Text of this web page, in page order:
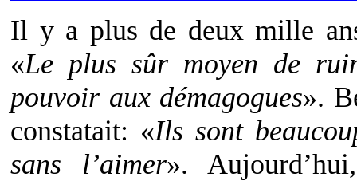
Il y a plus de deux mille
«Le plus sûr moyen de
pouvoir aux démagogues».
constatait: «Ils sont
sans l’aimer».